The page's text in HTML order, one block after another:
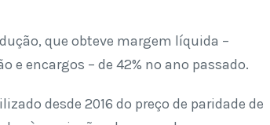
que obteve margem líquida –
e encargos – de 42% no ano passado.
desde 2016 do preço de paridade de